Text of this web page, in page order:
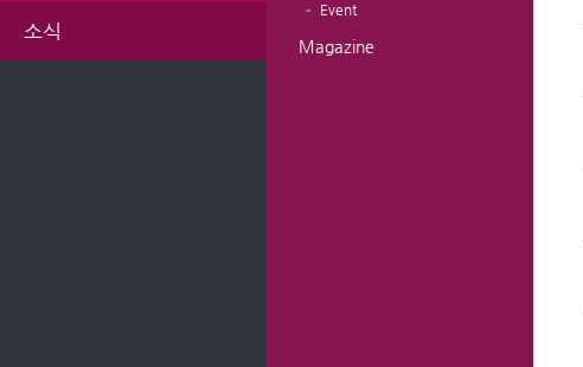
소식
Event
Magazine